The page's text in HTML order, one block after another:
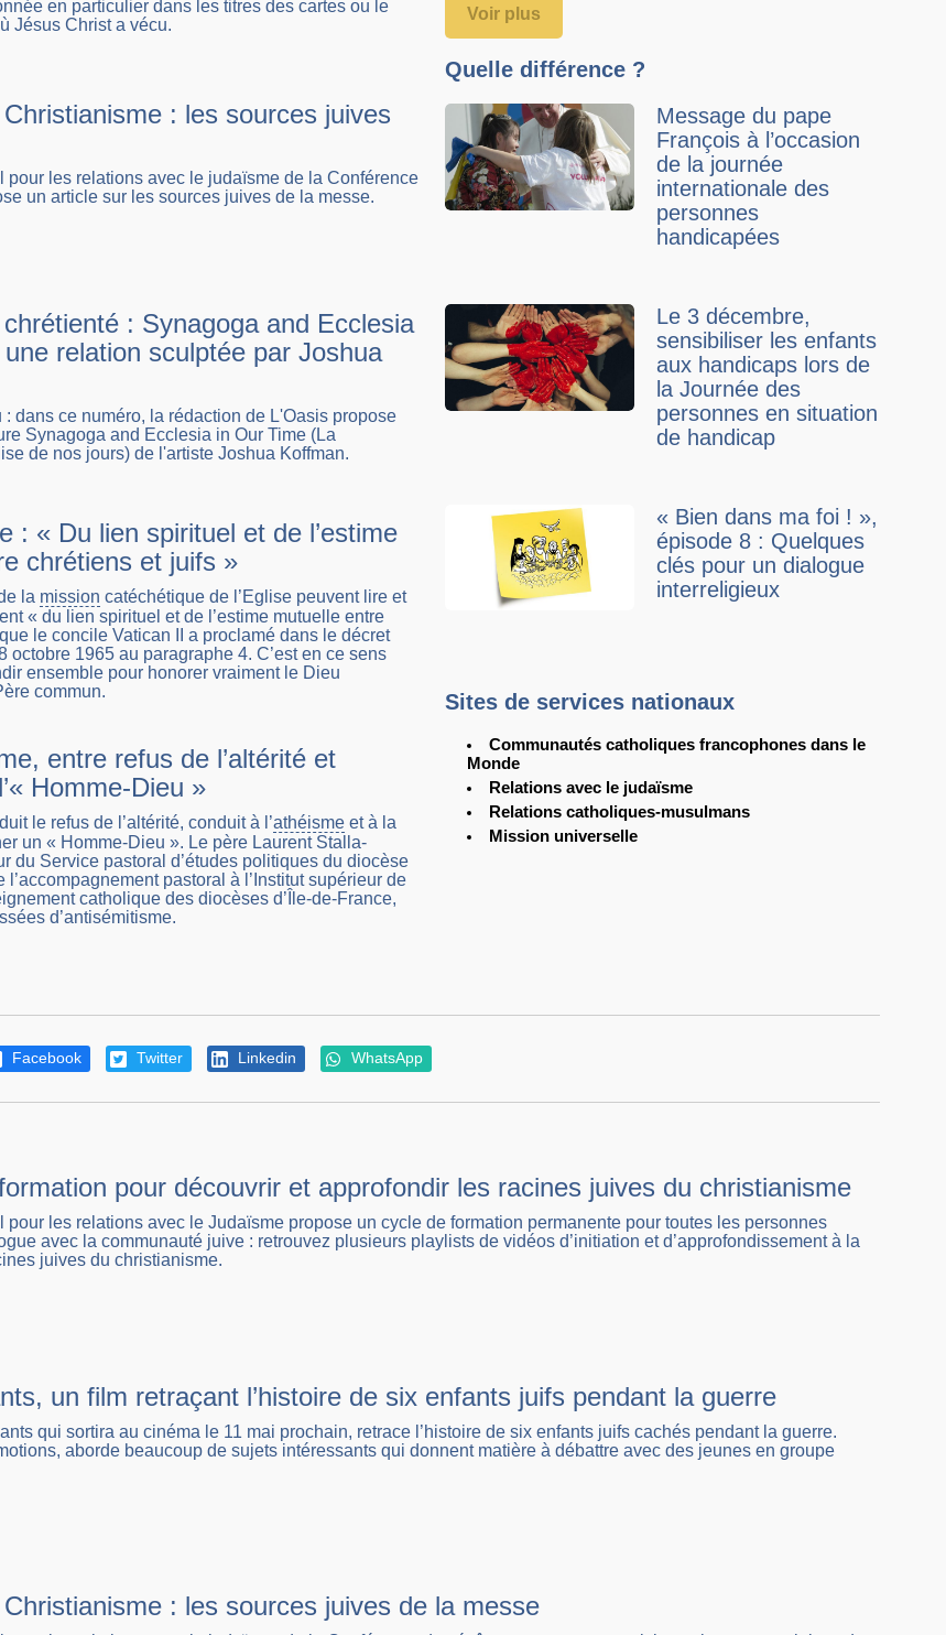
en particulier dans les titres des cartes ou le
Jésus Christ a vécu.
: les sources juives
pour les relations avec le judaïsme de la Conférence
un article sur les sources juives de la messe.
: Synagoga and Ecclesia
relation sculptée par Joshua
: dans ce numéro, la rédaction de L'Oasis propose
Synagoga and Ecclesia in Our Time (La
de nos jours) de l'artiste Joshua Koffman.
: « Du lien spirituel et de l’estime
chrétiens et juifs »
la mission catéchétique de l’Eglise peuvent lire et
« du lien spirituel et de l’estime mutuelle entre
le concile Vatican II a proclamé dans le décret
octobre 1965 au paragraphe 4. C’est en ce sens
ensemble pour honorer vraiment le Dieu
commun.
entre refus de l’altérité et
Homme-Dieu »
le refus de l’altérité, conduit à l’athéisme et à la
un « Homme-Dieu ». Le père Laurent Stalla-
du Service pastoral d’études politiques du diocèse
l’accompagnement pastoral à l’Institut supérieur de
catholique des diocèses d’Île-de-France,
d’antisémitisme.
Voir plus
Quelle différence ?
Message du pape
François à l’occasion
de la journée
internationale des
personnes
handicapées
Le 3 décembre,
sensibiliser les enfants
aux handicaps lors de
la Journée des
personnes en situation
de handicap
« Bien dans ma foi ! »,
épisode 8 : Quelques
clés pour un dialogue
interreligieux
Sites de services nationaux
Communautés catholiques francophones dans le
Monde
Relations avec le judaïsme
Relations catholiques-musulmans
Mission universelle
Facebook Twitter Linkedin WhatsApp
pour découvrir et approfondir les racines juives du christianisme
pour les relations avec le Judaïsme propose un cycle de formation permanente pour toutes les personnes
avec la communauté juive : retrouvez plusieurs playlists de vidéos d’initiation et d’approfondissement à la
juives du christianisme.
un film retraçant l’histoire de six enfants juifs pendant la guerre
qui sortira au cinéma le 11 mai prochain, retrace l’histoire de six enfants juifs cachés pendant la guerre.
aborde beaucoup de sujets intéressants qui donnent matière à débattre avec des jeunes en groupe
: les sources juives de la messe